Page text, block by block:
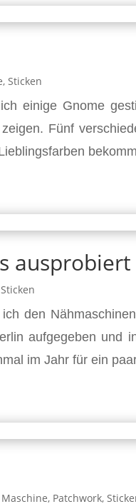
,Sticken
einige Gnome
Fünf
ausprobiert
Sticken
den
aufgegeben und
im Jahr für ein
Maschine, Patchwork,